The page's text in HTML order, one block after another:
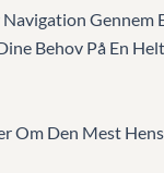
Behov På En
Om Den Mest